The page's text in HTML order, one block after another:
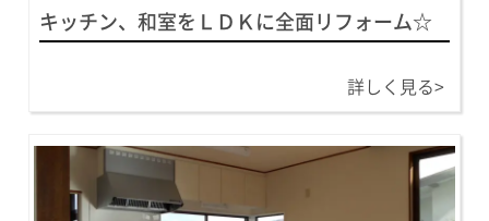
キッチン、和室をＬＤＫに全面リフォーム☆
詳しく見る>